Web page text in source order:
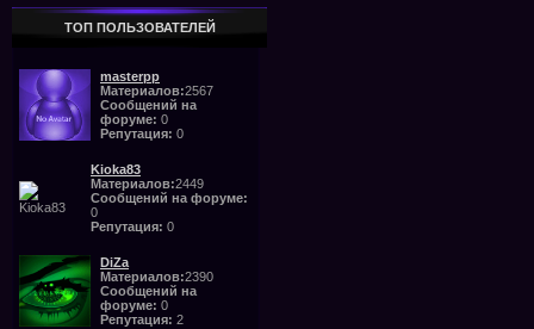
ТОП ПОЛЬЗОВАТЕЛЕЙ
masterpp
Материалов:2567
Сообщений на
форуме: 0
Репутация: 0
Kioka83
Материалов:2449
Сообщений на форуме:
0
Репутация: 0
DiZa
Материалов:2390
Сообщений на
форуме: 0
Репутация: 2